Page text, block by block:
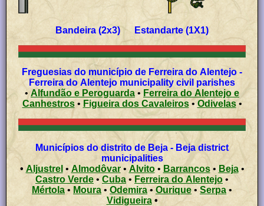
Bandeira (2x3) Estandarte (1X1)
Freguesias do município de Ferreira do Alentejo -
Ferreira do Alentejo municipality civil parishes
•
Alfundão e Peroguarda • Ferreira do Alentejo e
Canhestros• Figueira dos Cavaleiros•Odivelas•
Municípios do distrito de Beja - Beja district
municipalities
• Aljustrel • Almodôvar• Alvito• Barrancos• Beja•
Castro Verde • Cuba • Ferreira do Alentejo •
Mértola • Moura • Odemira• Ourique • Serpa •
Vidigueira •